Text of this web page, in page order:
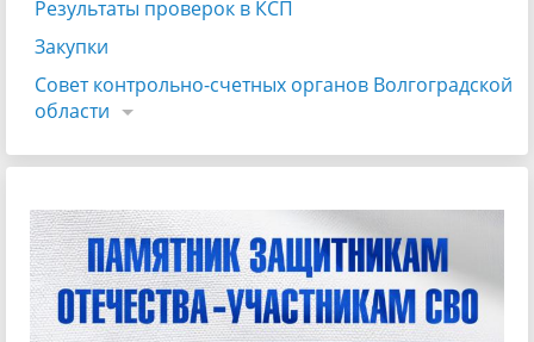
Результаты проверок в КСП
Закупки
Совет контрольно-счетных органов Волгоградской
области